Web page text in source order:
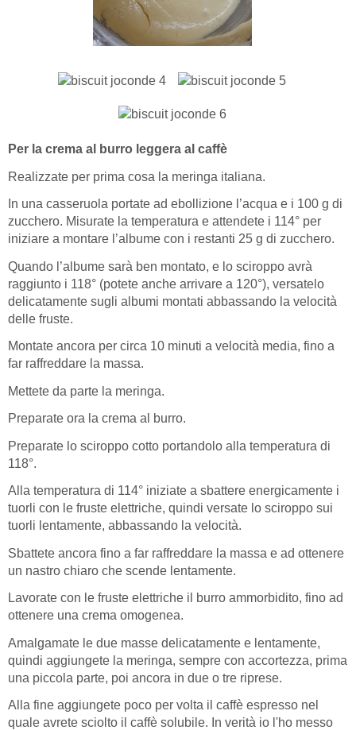
Per la crema al burro leggera al caffè
Realizzate per prima cosa la meringa italiana.
In una casseruola portate ad ebollizione l’acqua e i 100 g di
zucchero. Misurate la temperatura e attendete i 114° per
iniziare a montare l’albume con i restanti 25 g di zucchero.
Quando l’albume sarà ben montato, e lo sciroppo avrà
raggiunto i 118° (potete anche arrivare a 120°), versatelo
delicatamente sugli albumi montati abbassando la velocità
delle fruste.
Montate ancora per circa 10 minuti a velocità media, fino a
far raffreddare la massa.
Mettete da parte la meringa.
Preparate ora la crema al burro.
Preparate lo sciroppo cotto portandolo alla temperatura di
118°.
Alla temperatura di 114° iniziate a sbattere energicamente i
tuorli con le fruste elettriche, quindi versate lo sciroppo sui
tuorli lentamente, abbassando la velocità.
Sbattete ancora fino a far raffreddare la massa e ad ottenere
un nastro chiaro che scende lentamente.
Lavorate con le fruste elettriche il burro ammorbidito, fino ad
ottenere una crema omogenea.
Amalgamate le due masse delicatamente e lentamente,
quindi aggiungete la meringa, sempre con accortezza, prima
una piccola parte, poi ancora in due o tre riprese.
Alla fine aggiungete poco per volta il caffè espresso nel
quale avrete sciolto il caffè solubile. In verità io l'ho messo